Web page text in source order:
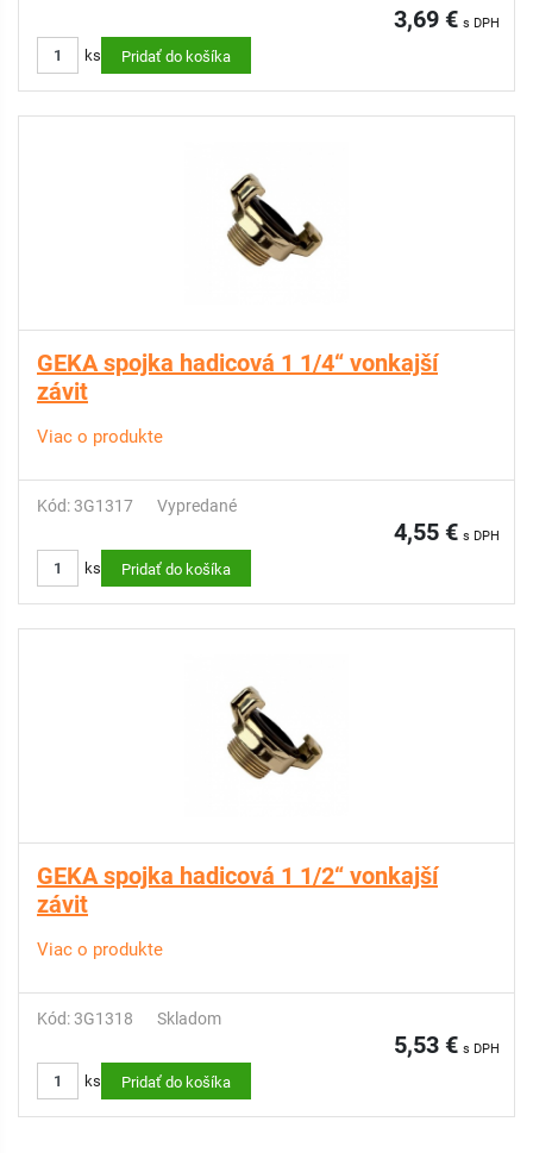
3,69 € s DPH
ks Pridať do košíka
GEKA spojka hadicová 1 1/4“ vonkajší
závit
Viac o produkte
Kód: 3G1317 Vypredané
4,55 € s DPH
ks Pridať do košíka
GEKA spojka hadicová 1 1/2“ vonkajší
závit
Viac o produkte
Kód: 3G1318 Skladom
5,53 € s DPH
ks Pridať do košíka